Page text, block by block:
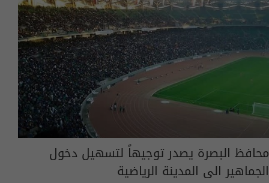
محافظ البصرة يصدر توجيهاً لتسهيل دخول
الجماهير الى المدينة الرياضية